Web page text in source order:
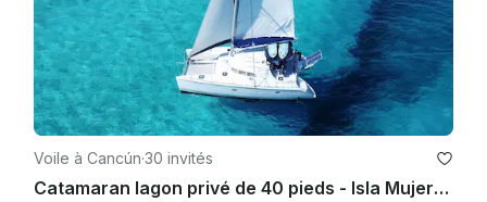
Voile à Cancún·30 invités
Catamaran lagon privé de 40 pieds - Isla Mujeres | Open Bar, plongée avec tuba et déjeuner